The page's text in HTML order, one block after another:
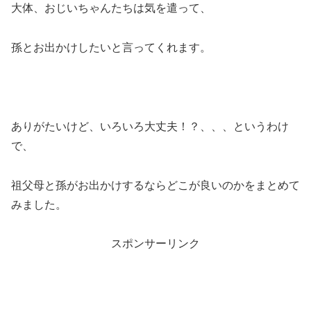
大体、おじいちゃんたちは気を遣って、
孫とお出かけしたいと言ってくれます。
ありがたいけど、いろいろ大丈夫！？、、、というわけ
で、
祖父母と孫がお出かけするならどこが良いのかをまとめて
みました。
スポンサーリンク